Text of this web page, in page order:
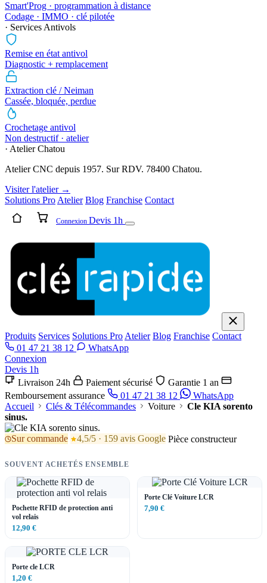
Smart'Prog · programmation à distance
Codage · IMMO · clé pilotée
· Services Antivols
Remise en état antivol
Diagnostic + remplacement
Extraction clé / Neiman
Cassée, bloquée, perdue
Crochetage antivol
Non destructif · atelier
· Atelier Chatou
Atelier CNC depuis 1957. Sur RDV. 78400 Chatou.
Visiter l'atelier →
Solutions Pro Atelier Blog Franchise Contact
Connexion Devis 1h
Produits Services Solutions Pro Atelier Blog Franchise Contact
01 47 21 38 12
WhatsApp
Connexion
Devis 1h
Livraison 24h
Paiement sécurisé
Garantie 1 an
Remboursement assurance
01 47 21 38 12
WhatsApp
Accueil
Clés & Télécommandes Voiture
Cle KIA sorento
sinus.
Sur commande 4,5/5 · 159 avis Google Pièce constructeur
SOUVENT ACHETÉS ENSEMBLE
Pochette RFID de protection anti
vol relais
12,90 €
Porte Clé Voiture LCR
7,90 €
Porte cle LCR
1,20 €